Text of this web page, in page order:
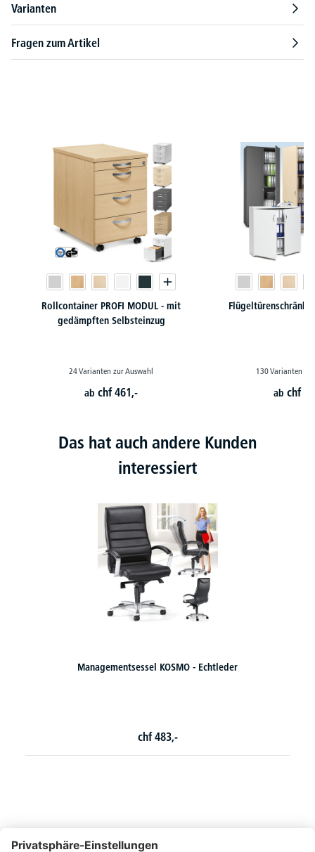
Varianten
Fragen zum Artikel
Rollcontainer PROFI MODUL - mit
gedämpften Selbsteinzug
24 Varianten zur Auswahl
abchf 461,-
Flügeltürenschränke
130 Varianten
abchf
Das hat auch andere Kunden
interessiert
Managementsessel KOSMO - Echtleder